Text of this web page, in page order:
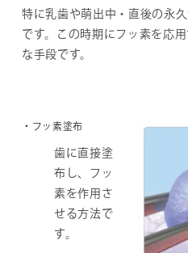
特に乳歯や萌出中・直後の永
です。この時期にフッ素を応
な手段です。
・フッ素塗布
歯に直接塗
布し、フッ
素を作用さ
せる方法で
す。